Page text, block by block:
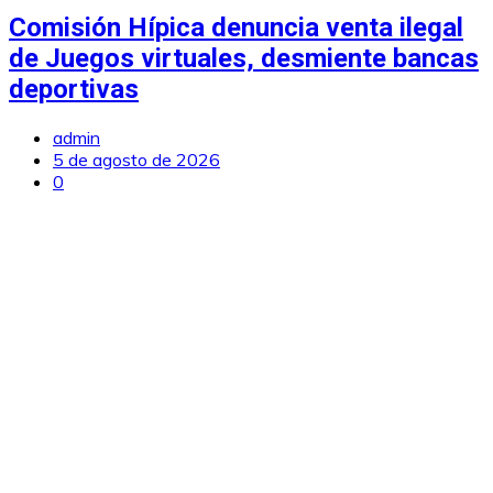
Comisión Hípica denuncia venta ilegal
de Juegos virtuales, desmiente bancas
deportivas
admin
5 de agosto de 2026
0